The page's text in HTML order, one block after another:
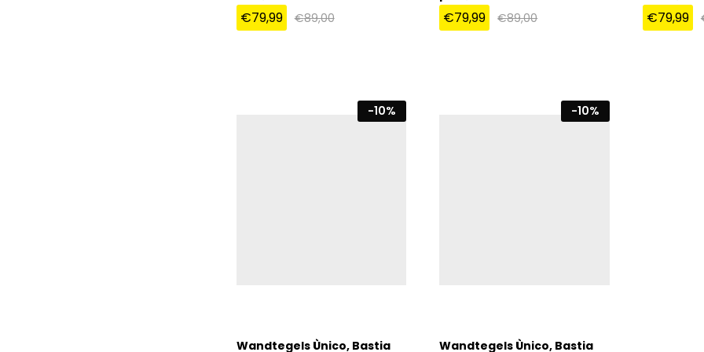
€79,99 €89,00 €79,99 €89,00 €79,99
-10%
Wandtegels Ùnico, Bastia
-10%
Wandtegels Ùnico, Bastia